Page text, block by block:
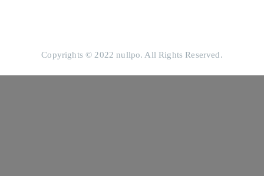
Copyrights © 2022 nullpo. All Rights Reserved.